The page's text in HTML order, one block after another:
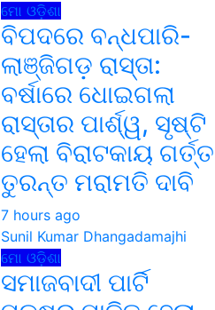
ମୋ ଓଡ଼ିଶା
ବିପଦରେ ବନ୍ଧପାରି-
ଲାଞ୍ଜିଗଡ଼ ରାସ୍ତା:
ବର୍ଷାରେ ଧୋଇଗଲା
ରାସ୍ତାର ପାର୍ଶ୍ୱ, ସୃଷ୍ଟି
ହେଲା ବିରାଟକାୟ
ତୁରନ୍ତ ମରାମତି ଦାବି
7 hours ago
Sunil Kumar Dhangadamajhi
ମୋ ଓଡ଼ିଶା
ସମାଜବାଦୀ ପାର୍ଟି